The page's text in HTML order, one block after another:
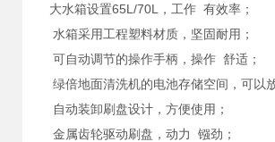
大水箱设置65L/70L，工作 有效率；
水箱采用工程塑料材质，坚固耐用；
可自动调节的操作手柄，操作 舒适；
绿倍地面清洗机的电池存储空间，可以
自动装卸刷盘设计，方便使用；
金属齿轮驱动刷盘，动力 镪劲；